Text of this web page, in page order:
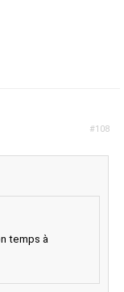
#108
temps à